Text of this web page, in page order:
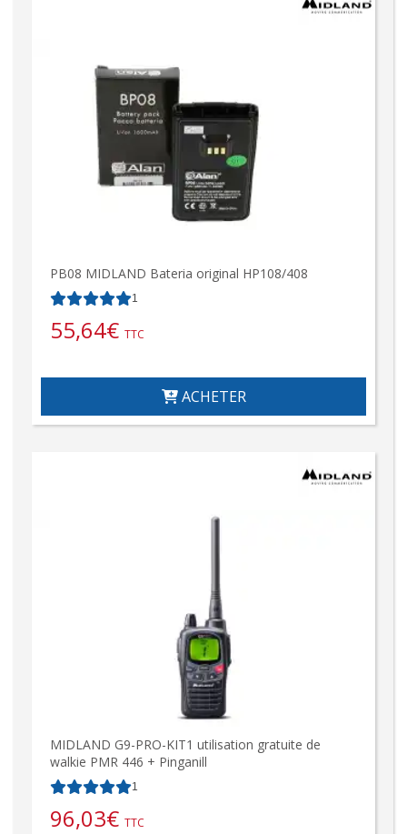
PB08 MIDLAND Bateria original HP108/408
1
55,64€ TTC
ACHETER
MIDLAND G9-PRO-KIT1 utilisation gratuite de
walkie PMR 446 + Pinganill
1
96,03€ TTC